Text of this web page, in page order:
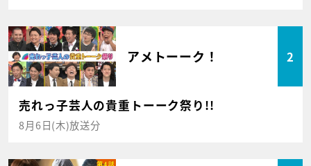
アメトーーク！ 2
売れっ子芸人の貴重トーーク祭り!!
8月6日(木)放送分